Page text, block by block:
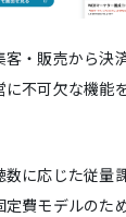
・販売から決
不可欠な機能
に応じた従量
費モデルのた